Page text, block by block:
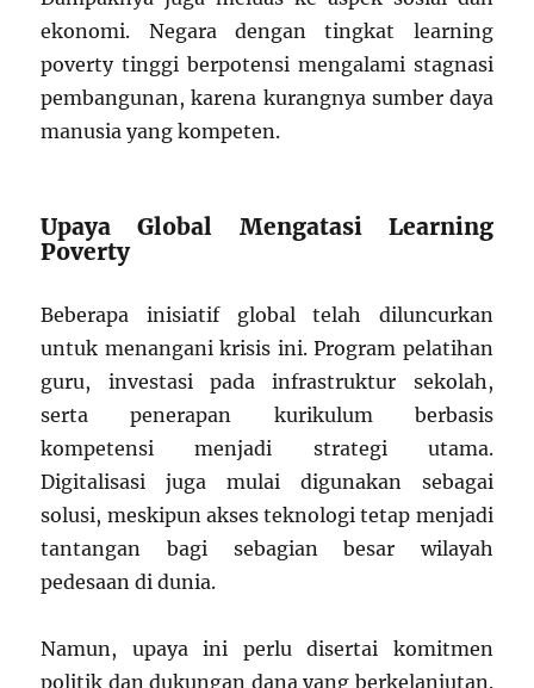
ekonomi. Negara dengan tingkat learning
poverty tinggi berpotensi mengalami stagnasi
pembangunan, karena kurangnya sumber daya
manusia yang kompeten.
Upaya Global Mengatasi Learning
Poverty
Beberapa inisiatif global telah diluncurkan
untuk menangani krisis ini. Program pelatihan
guru, investasi pada infrastruktur sekolah,
serta penerapan kurikulum berbasis
kompetensi menjadi strategi utama.
Digitalisasi juga mulai digunakan sebagai
solusi, meskipun akses teknologi tetap menjadi
tantangan bagi sebagian besar wilayah
pedesaan di dunia.
Namun, upaya ini perlu disertai komitmen
politik dan dukungan dana yang berkelanjutan.